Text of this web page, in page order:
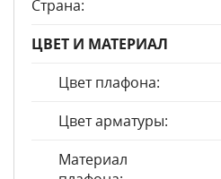
Страна:
ЦВЕТ И МАТЕРИАЛ
Цвет плафона:
Цвет арматуры:
Материал